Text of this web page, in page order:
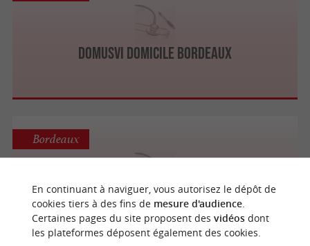
DomusVi Domicile Bordeaux
ADHAP Services
Bordeaux
En continuant à naviguer, vous autorisez le dépôt de
cookies tiers à des fins de mesure d'audience.
Certaines pages du site proposent des vidéosdont
les plateformes déposent également des cookies.